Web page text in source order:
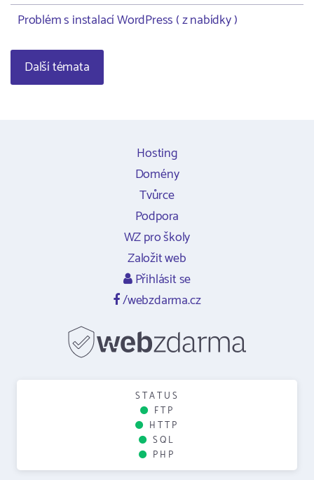
Problém s instalací WordPress ( z nabídky )
Další témata
Hosting
Domény
Tvůrce
Podpora
WZ pro školy
Založit web
Přihlásit se
/webzdarma.cz
STATUS
FTP
HTTP
SQL
PHP